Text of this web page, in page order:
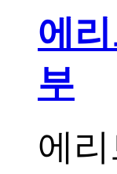
에
부
에